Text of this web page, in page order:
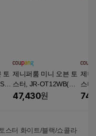
토 제니퍼룸 미니 오븐 토
스터, JR-OT12WB(화
이트)
47,430원
제니
스터
스터 화이트/블랙/쇼콜라